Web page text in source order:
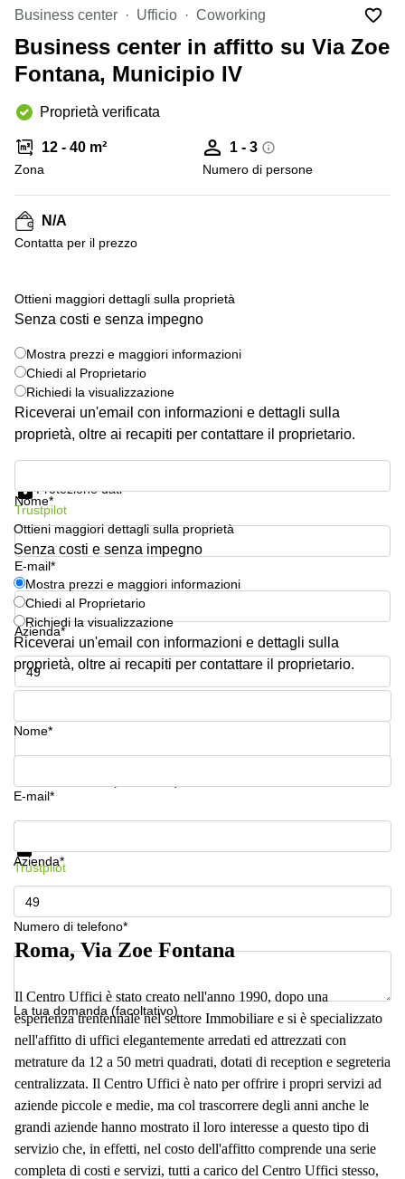
Brescia
Pescara
Verona
Catania
Bologna
Bergamo
Como
Napoli
affitto a
Pescara
Coworking
Lombardy
Business
Toscana
Business
center
Milano
Business
Coworking
Campania
Coworking
Cagliari
Coworking
Pescara
Coworking
Brescia
Affitto
Business
Centers
a
Treviso
Affitto
Business
Centers
a Napoli
Uffici
in
a
Milano
Meeting
Coworking
in affitto su
Via Cipro,
Brescia
Ufficio
a Vicenza
Affitto
Business
a Como
Business center Ufficio Coworking
Business center in affitto su Via Zoe
Fontana, Municipio IV
Proprietà verificata
12 - 40 m²
Zona
1 - 3
Numero di persone
N/A
Сontatta per il prezzo
Ottieni maggiori dettagli sulla proprietà
Senza costi e senza impegno
Mostra prezzi e maggiori informazioni
Chiedi al Proprietario
Richiedi la visualizzazione
Riceverai un'email con informazioni e dettagli sulla
proprietà, oltre ai recapiti per contattare il proprietario.
Nome*
E-mail*
Azienda*
Numero di telefono*
Protezione dati
Trustpilot
Ottieni maggiori dettagli sulla proprietà
Senza costi e senza impegno
Mostra prezzi e maggiori informazioni
Chiedi al Proprietario
Richiedi la visualizzazione
Riceverai un'email con informazioni e dettagli sulla
proprietà, oltre ai recapiti per contattare il proprietario.
Nome*
E-mail*
Azienda*
Numero di telefono*
La tua domanda (facoltativo)
Mostra prezzi e maggiori informazioni
Trustpilot
Roma, Via Zoe Fontana
Il Centro Uffici è stato creato nell'anno 1990, dopo una
esperienza trentennale nel settore Immobiliare e si è specializzato
nell'affitto di uffici elegantemente arredati ed attrezzati con
metrature da 12 a 50 metri quadrati, dotati di reception e segreteria
centralizzata. Il Centro Uffici è nato per offrire i propri servizi ad
aziende piccole e medie, ma col trascorrere degli anni anche le
grandi aziende hanno mostrato il loro interesse a questo tipo di
servizio che, in effetti, nel costo dell'affitto comprende una serie
completa di costi e servizi, tutti a carico del Centro Uffici stesso,